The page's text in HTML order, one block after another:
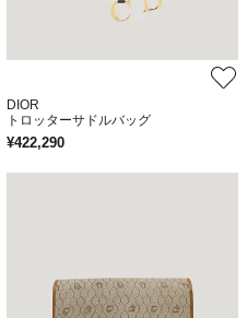
DIOR
トロッターサドルバッグ
¥422,290